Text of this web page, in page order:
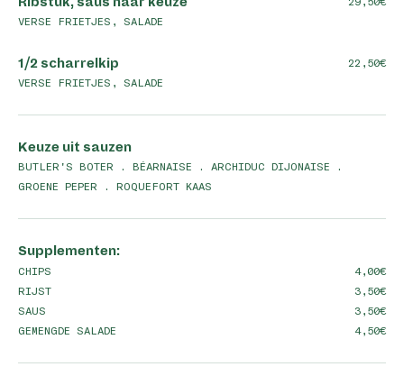
VERSE FRIETJES, SALADE
1/2 scharrelkip
VERSE FRIETJES, SALADE
22,50
Keuze uit sauzen
BUTLER'S BOTER . BÉARNAISE . ARCHIDUC DIJONAISE .
GROENE PEPER . ROQUEFORT KAAS
Supplementen:
CHIPS
4,00
RIJST
3,50
SAUS
3,50
GEMENGDE SALADE
4,50